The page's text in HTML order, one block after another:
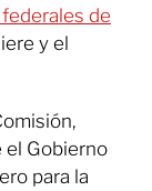
de
y el
el Gobierno
para la